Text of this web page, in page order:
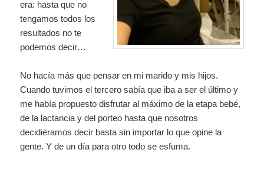
era: hasta que no
tengamos todos los
resultados no te
podemos decir…
No hacía más que pensar en mi marido y mis hijos.
Cuando tuvimos el tercero sabía que iba a ser el último y
me había propuesto disfrutar al máximo de la etapa bebé,
de la lactancia y del porteo hasta que nosotros
decidiéramos decir basta sin importar lo que opine la
gente. Y de un día para otro todo se esfuma.